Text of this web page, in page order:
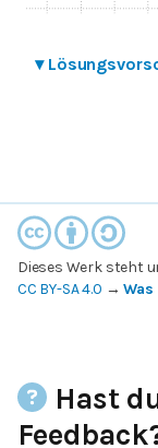
▾
Dieses Werk steht
CC BY-SA 4.0 →
Hast